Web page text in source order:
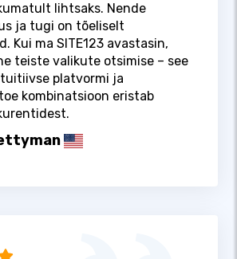
lihtsaks. Nende
ja tugi on tõeliselt
Kui ma SITE123 avastasin,
teiste valikute otsimise – see
platvormi ja
kombinatsioon eristab